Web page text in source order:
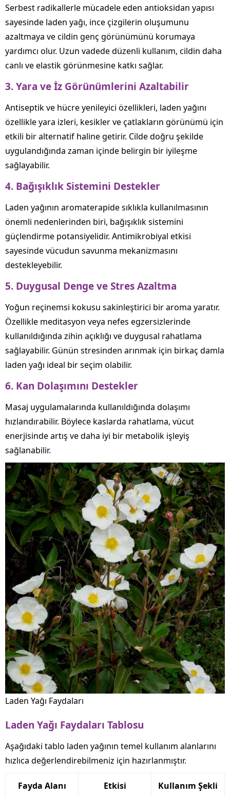
Serbest radikallerle mücadele eden antioksidan yapısı
sayesinde laden yağı, ince çizgilerin oluşumunu
azaltmaya ve cildin genç görünümünü korumaya
yardımcı olur. Uzun vadede düzenli kullanım, cildin daha
canlı ve elastik görünmesine katkı sağlar.
3.Yara ve İz Görünümlerini Azaltabilir
Antiseptik ve hücre yenileyici özellikleri, laden yağını
özellikle yara izleri, kesikler ve çatlakların görünümü için
etkili bir alternatif haline getirir. Cilde doğru şekilde
uygulandığında zaman içinde belirgin bir iyileşme
sağlayabilir.
4. Bağışıklık Sistemini Destekler
Laden yağının aromaterapide sıklıkla kullanılmasının
önemli nedenlerinden biri, bağışıklık sistemini
güçlendirme potansiyelidir. Antimikrobiyal etkisi
sayesinde vücudun savunma mekanizmasını
destekleyebilir.
5. Duygusal Denge ve Stres Azaltma
Yoğun reçinemsi kokusu sakinleştirici bir aroma yaratır.
Özellikle meditasyon veya nefes egzersizlerinde
kullanıldığında zihin açıklığı ve duygusal rahatlama
sağlayabilir. Günün stresinden arınmak için birkaç damla
laden yağı ideal bir seçim olabilir.
6. Kan Dolaşımını Destekler
Masaj uygulamalarında kullanıldığında dolaşımı
hızlandırabilir. Böylece kaslarda rahatlama, vücut
enerjisinde artış ve daha iyi bir metabolik işleyiş
sağlanabilir.
Laden Yağı Faydaları
Laden Yağı Faydaları Tablosu
Aşağıdaki tablo laden yağının temel kullanım alanlarını
hızlıca değerlendirebilmeniz için hazırlanmıştır.
Fayda Alanı Etkisi Kullanım Şekli